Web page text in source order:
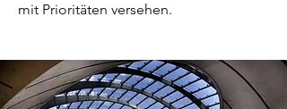
mit Prioritäten versehen.